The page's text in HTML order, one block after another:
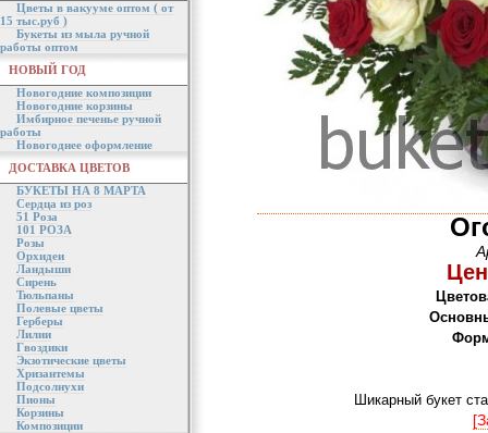
Цветы в вакууме оптом ( от
15 тыс.руб )
Букеты из мыла ручной
работы оптом
НОВЫЙ ГОД
Новогодние композиции
Новогодние корзины
Имбирное печенье ручной
работы
Новогоднее оформление
ДОСТАВКА ЦВЕТОВ
БУКЕТЫ НА 8 МАРТА
Сердца из роз
51 Роза
101 РОЗА
Розы
Орхидеи
Ландыши
Сирень
Тюльпаны
Полевые цветы
Герберы
Лилии
Гвоздики
Экзотические цветы
Хризантемы
Подсолнухи
Пионы
Корзины
Композиции
Шикарный букет